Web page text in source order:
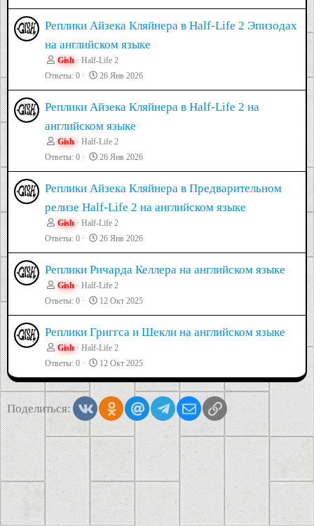
Реплики Айзека Кляйнера в Half-Life 2 Эпизодах
на английском языке
Gish
Half-Life 2
Ответы 0 26 Янв 2026
Реплики Айзека Кляйнера в Half-Life 2 на
английском языке
Gish
Half-Life 2
Ответы 0 26 Янв 2026
Реплики Айзека Кляйнера в Предварительном
релизе Half-Life 2 на английском языке
Gish
Half-Life 2
Ответы 0 26 Янв 2026
Реплики Ричарда Келлера на английском языке
Gish
Half-Life 2
Ответы 0 12 Окт 2025
Реплики Григгса и Шекли на английском языке
Gish
Half-Life 2
Ответы 0 12 Окт 2025
Поделиться: VkontakteOdnoklassniki
Mail.ruTelegramЭлектронная почта
Ссылка